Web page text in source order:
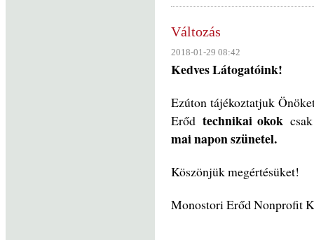
Változás
2018-01-29 08:42
Kedves Látogatóink!
Ezúton tájékoztatjuk
Erőd technikai okok
mai napon szünetel.
Köszönjük megértésüket!
Monostori Erőd Nonprofit